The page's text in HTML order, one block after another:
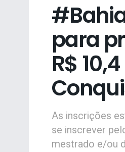
para
R$
As inscrições
se inscrever
mestrado e/ou